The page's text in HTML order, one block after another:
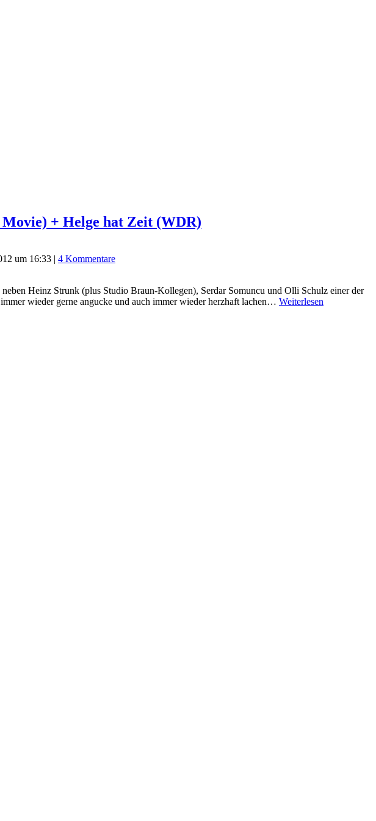
+ Helge hat Zeit (WDR)
um 16:33 | 4 Kommentare
Heinz Strunk (plus Studio Braun-Kollegen), Serdar Somuncu und Olli Schulz einer der
wieder gerne angucke und auch immer wieder herzhaft lachen… Weiterlesen